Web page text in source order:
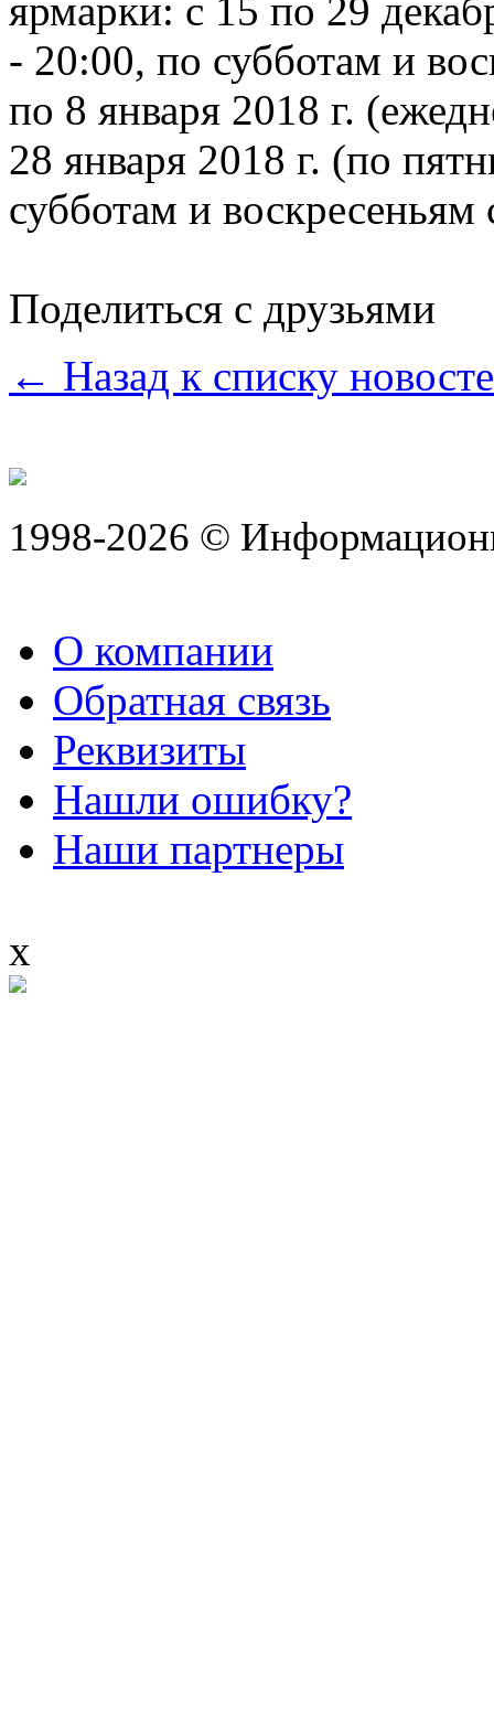
ярмарки: с 15 по 29
- 20:00, по субботам и
по 8 января 2018 г.
28 января 2018 г. (по
субботам и
Поделиться с друзьями
← Назад к списку
1998-2026 ©
О компании
Обратная связь
Реквизиты
Нашли ошибку?
Наши партнеры
x